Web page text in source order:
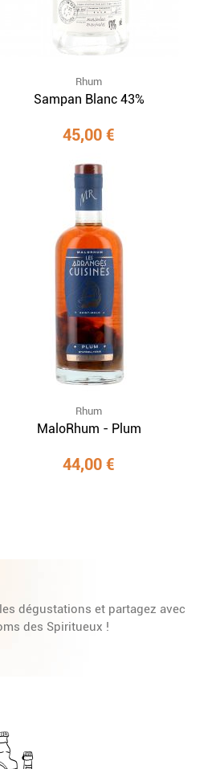
Rhum
Sampan Blanc 43%
45,00 €
Rhum
MaloRhum - Plum
44,00 €
dégustations et partagez avec
des Spiritueux !